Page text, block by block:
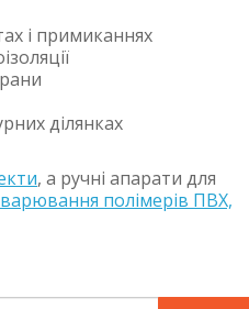
і примиканнях
ділянках
, а ручні апарати для
полімерів ПВХ,